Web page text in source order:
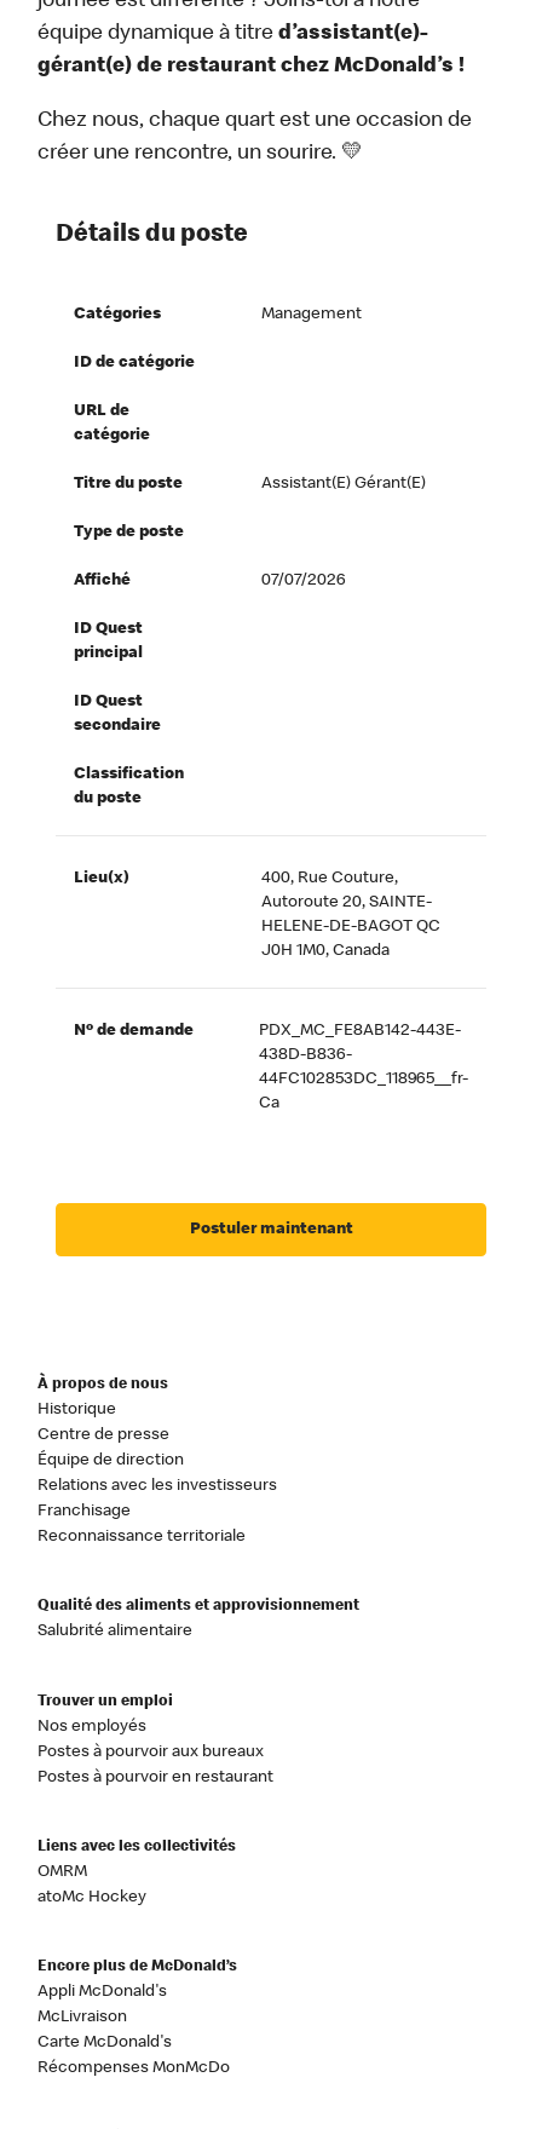
équipe dynamique à titred’assistant(e)-
gérant(e) de restaurant chez McDonald’s !
Chez nous, chaque quart est une occasion de
créer une rencontre, un sourire. 💛
Détails du poste
Catégories Management
ID de catégorie
URL de
catégorie
Titre du poste Assistant(e) Gérant(e)
Type de poste
Affiché 07/07/2026
ID Quest
principal
ID Quest
secondaire
Classification
du poste
Lieu(x)
400, Rue Couture,
Autoroute 20, SAINTE-
HELENE-DE-BAGOT QC
J0H 1M0, Canada
Nº de demande
PDX_MC_FE8AB142-443E-
438D-B836-
44FC102853DC_118965__fr-
Ca
Postuler maintenant
À propos de nous
Historique
Centre de presse
Équipe de direction
Relations avec les investisseurs
Franchisage
Reconnaissance territoriale
Qualité des aliments et approvisionnement
Salubrité alimentaire
Trouver un emploi
Nos employés
Postes à pourvoir aux bureaux
Postes à pourvoir en restaurant
Liens avec les collectivités
OMRM
atoMc Hockey
Encore plus de McDonald’s
Appli McDonald's
McLivraison
Carte McDonald's
Récompenses MonMcDo